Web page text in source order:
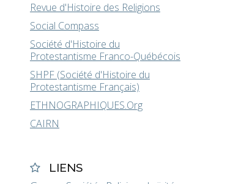
Revue d'Histoire des Religions
Social Compass
Société d'Histoire du
Protestantisme Franco-Québécois
SHPF (Société d'Histoire du
Protestantisme Français)
ETHNOGRAPHIQUES.Org
CAIRN
LIENS